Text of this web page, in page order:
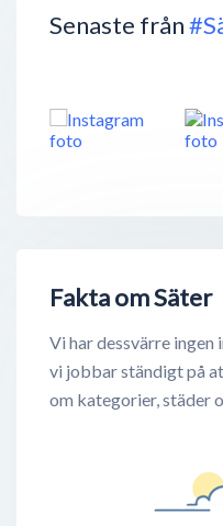
Senaste från
Fakta om Säter
Vi har dessvärre ingen
vi jobbar ständigt på
om kategorier, städer